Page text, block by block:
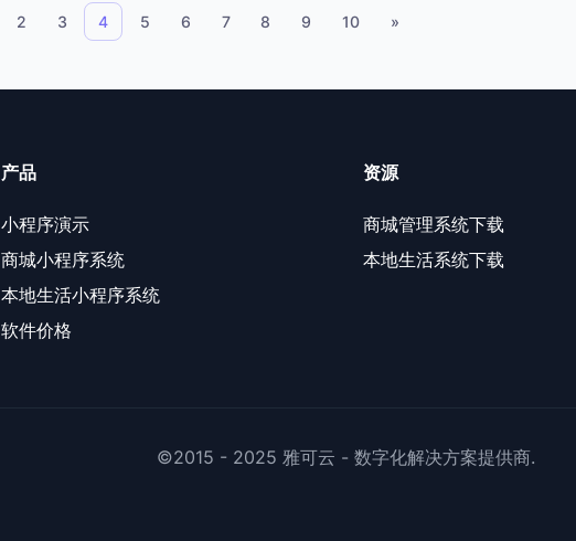
2 3 4 5 6 7 8 9 10 »
产品
小程序演示
商城小程序系统
本地生活小程序系统
软件价格
资源
商城管理系统下载
本地生活系统下载
©2015 - 2025 雅可云 - 数字化解决方案提供商.